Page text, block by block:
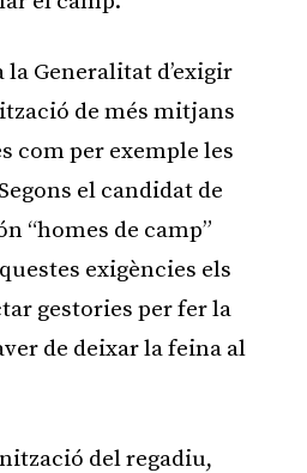
Generalitat d’exigir
de més mitjans
com per exemple les
el candidat de
“homes de camp”
exigències els
gestories per fer la
de deixar la feina al
del regadiu,